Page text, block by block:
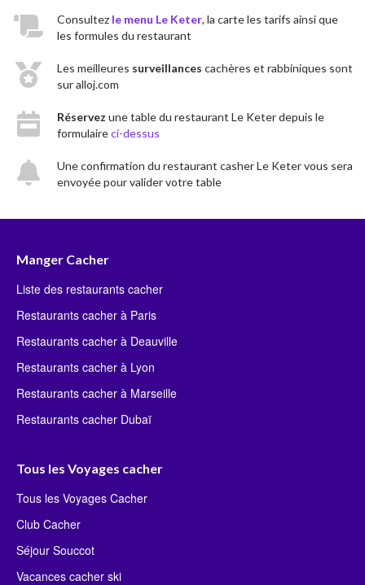
Consultez le menu Le Keter, la carte les tarifs ainsi que
les formules du restaurant
Les meilleures surveillances cachères et rabbiniques sont
sur alloj.com
Réservez une table du restaurant Le Keter depuis le
formulaireci-dessus
Une confirmation du restaurant casher Le Keter vous sera
envoyée pour valider votre table
Manger Cacher
Liste des restaurants cacher
Restaurants cacher à Paris
Restaurants cacher à Deauville
Restaurants cacher à Lyon
Restaurants cacher à Marseille
Restaurants cacher Dubaï
Tous les Voyages cacher
Tous les Voyages Cacher
Club Cacher
Séjour Souccot
Vacances cacher ski